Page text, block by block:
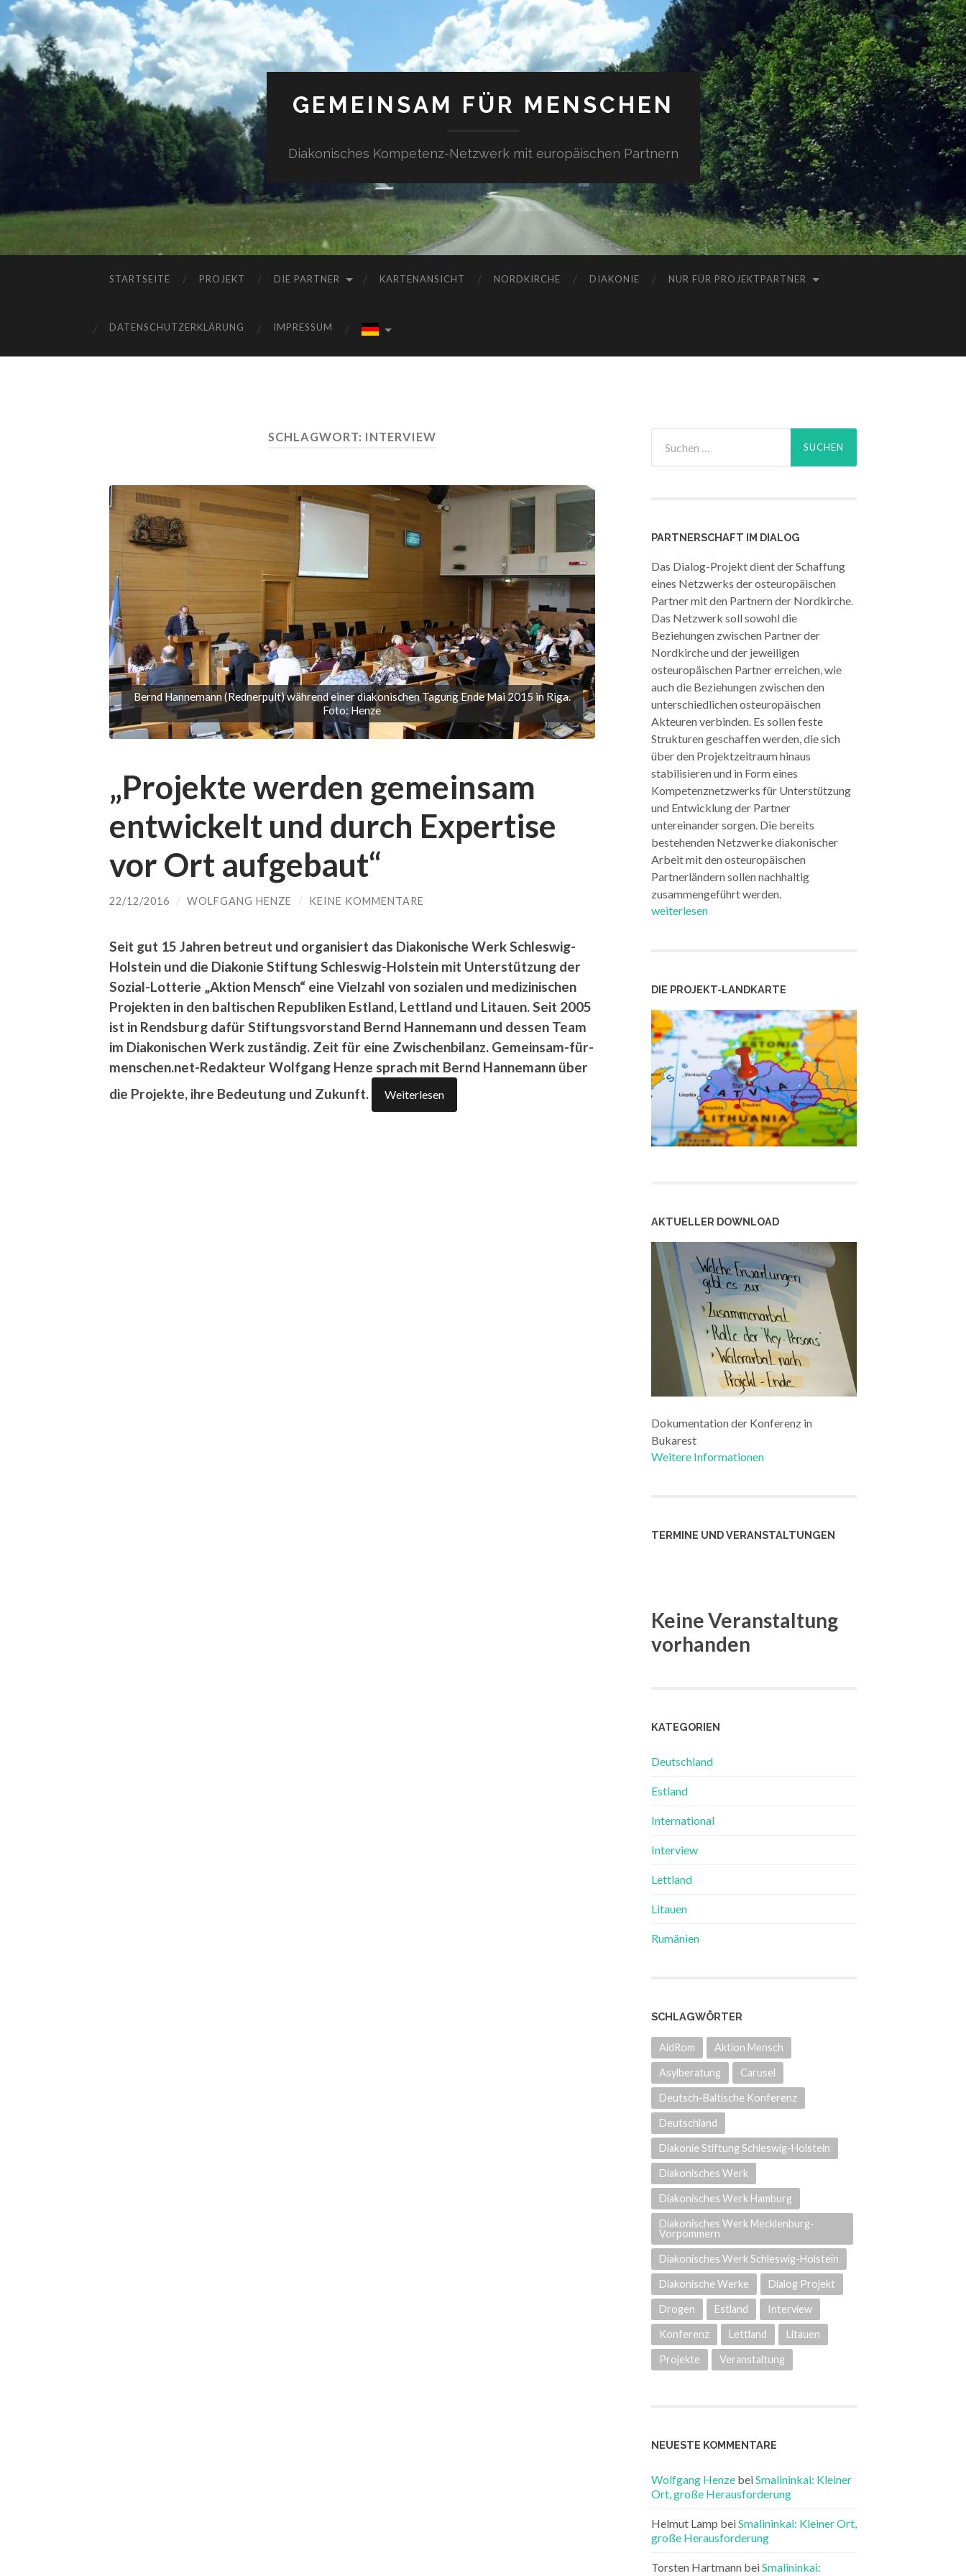
GEMEINSAM FÜR MENSCHEN
Diakonisches Kompetenz-Netzwerk mit europäischen Partnern
STARTSEITE PROJEKT DIE PARTNER KARTENANSICHT NORDKIRCHE DIAKONIE NUR FÜR PROJEKTPARTNER
DATENSCHUTZERKLÄRUNG IMPRESSUM
SCHLAGWORT: INTERVIEW
Bernd Hannemann (Rednerpult) während einer diakonischen Tagung Ende Mai 2015 in Riga.
Foto: Henze
„Projekte werden gemeinsam
entwickelt und durch Expertise
vor Ort aufgebaut“
22/12/2016 / WOLFGANG HENZE / KEINE KOMMENTARE
Seit gut 15 Jahren betreut und organisiert das Diakonische Werk Schleswig-
Holstein und die Diakonie Stiftung Schleswig-Holstein mit Unterstützung der
Sozial-Lotterie „Aktion Mensch“ eine Vielzahl von sozialen und medizinischen
Projekten in den baltischen Republiken Estland, Lettland und Litauen. Seit 2005
ist in Rendsburg dafür Stiftungsvorstand Bernd Hannemann und dessen Team
im Diakonischen Werk zuständig. Zeit für eine Zwischenbilanz. Gemeinsam-für-
menschen.net-Redakteur Wolfgang Henze sprach mit Bernd Hannemann über
die Projekte, ihre Bedeutung und Zukunft.
Weiterlesen
nach:
PARTNERSCHAFT IM DIALOG
Das Dialog-Projekt dient der Schaffung
eines Netzwerks der osteuropäischen
Partner mit den Partnern der Nordkirche.
Das Netzwerk soll sowohl die
Beziehungen zwischen Partner der
Nordkirche und der jeweiligen
osteuropäischen Partner erreichen, wie
auch die Beziehungen zwischen den
unterschiedlichen osteuropäischen
Akteuren verbinden. Es sollen feste
Strukturen geschaffen werden, die sich
über den Projektzeitraum hinaus
stabilisieren und in Form eines
Kompetenznetzwerks für Unterstützung
und Entwicklung der Partner
untereinander sorgen. Die bereits
bestehenden Netzwerke diakonischer
Arbeit mit den osteuropäischen
Partnerländern sollen nachhaltig
zusammengeführt werden.
weiterlesen
DIE PROJEKT-LANDKARTE
AKTUELLER DOWNLOAD
Dokumentation der Konferenz in
Bukarest
Weitere Informationen
TERMINE UND VERANSTALTUNGEN
Keine Veranstaltung
vorhanden
KATEGORIEN
Deutschland
Estland
International
Interview
Lettland
Litauen
Rumänien
SCHLAGWÖRTER
AidRom Aktion Mensch
Asylberatung Carusel
Deutsch-Baltische Konferenz
Deutschland
Diakonie Stiftung Schleswig-Holstein
Diakonisches Werk
Diakonisches Werk Hamburg
Diakonisches Werk Mecklenburg-
Vorpommern
Diakonisches Werk Schleswig-Holstein
Diakonische Werke Dialog Projekt
Drogen Estland Interview
Konferenz Lettland Litauen
Projekte Veranstaltung
NEUESTE KOMMENTARE
Wolfgang Henze beiSmalininkai: Kleiner
Ort, große Herausforderung
Helmut Lamp beiSmalininkai: Kleiner Ort,
große Herausforderung
Torsten Hartmann beiSmalininkai: